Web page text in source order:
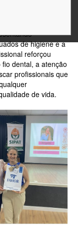
Teixeira
de higiene e a
reforçou
dental, a atenção
profissionais que
de vida.